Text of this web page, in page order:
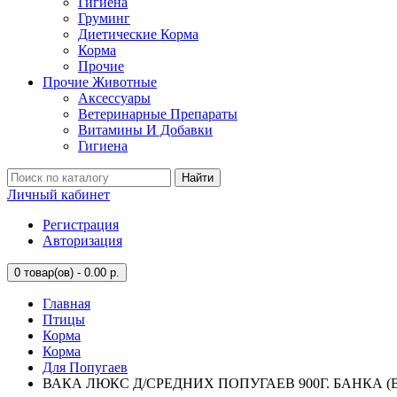
Груминг
Диетические Корма
Корма
Прочие
Прочие Животные
Аксессуары
Ветеринарные Препараты
Витамины И Добавки
Гигиена
Найти
Личный кабинет
Регистрация
Авторизация
0 товар(ов) - 0.00 р.
Главная
Птицы
Корма
Корма
Для Попугаев
ВАКА ЛЮКС Д/СРЕДНИХ ПОПУГАЕВ 900Г. БАНКА